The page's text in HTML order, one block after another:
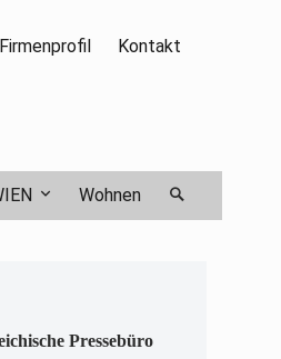
Firmenprofil Kontakt
Wohnen
Pressebüro